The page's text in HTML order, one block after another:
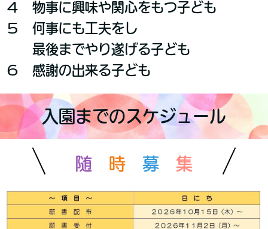
４ 物事に興味や関心をもつ子ども
５ 何事にも工夫をし
最後までやり遂げる子ども
６ 感謝の出来る子ども
入園までのスケジュール
随 時 募 集